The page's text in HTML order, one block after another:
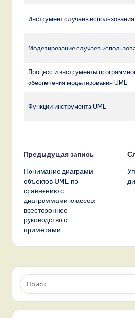
Инструмент случаев использования
Моделирование случаев
Процесс и инструменты
обеспечения моделирования UML
Функции инструмента UML
Навигация
записи
Предыдущая запись
Понимание диаграмм
объектов UML по
сравнению с
диаграммами классов:
всестороннее
руководство с
примерами